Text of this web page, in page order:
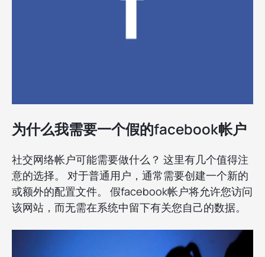
为什么我需要一个假的facebook帐户
社交网络帐户可能需要做什么？ 这里有几个值得注
意的选择。 对于普通用户，通常需要创建一个新的
或额外的配置文件。 假facebook帐户将允许您访问
该网站，而无需在系统中留下有关您自己的数据。